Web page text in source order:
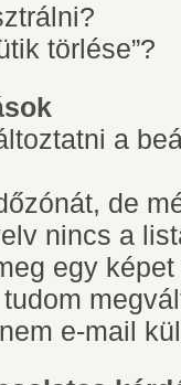
törlése”?
a
de
nincs a
egy
e-mail